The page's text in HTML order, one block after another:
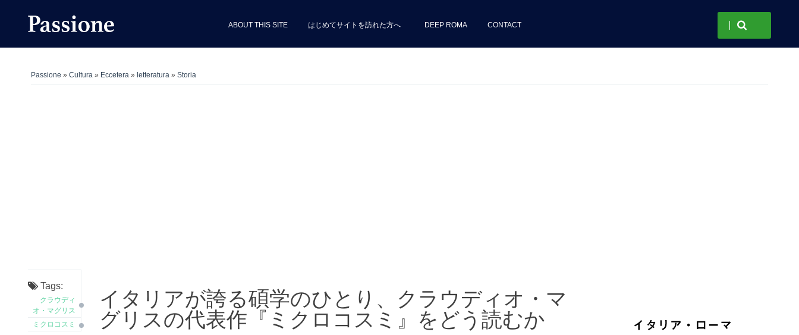
ABOUT THIS SITE はじめてサイトを訪れた方へ DEEP ROMA CONTACT
Passione » Cultura » Eccetera » letteratura » Storia
Tags:
クラウディ
オ・マグリス
ミクロコスミ
イタリアが誇る碩学のひとり、クラウディオ・マ
グリスの代表作『ミクロコスミ』をどう読むか